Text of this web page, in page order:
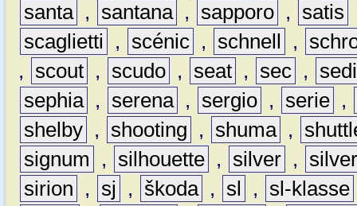
santa , santana , sapporo , satis
scaglietti
, scénic , schnell ,
,
scout , scudo , seat , sec ,
sephia , serena , sergio , serie ,
shelby , shooting , shuma ,
signum
, silhouette , silver ,
sirion
, sj , škoda , sl , sl-klasse